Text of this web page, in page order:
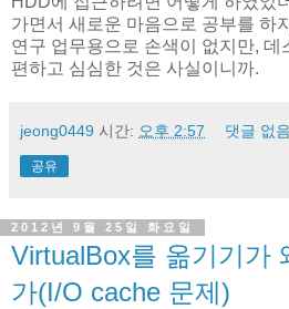
가면서 새로운 마음으로 공부를 하
연구 업무용으로 손색이 없지만, 데
편하고 심심한 것은 사실이니까.
jeong0449 시간: 오후 2:57 댓글 없
공유
2012년 9월 25일 화요일
VirtualBox를 옮기기가
가(I/O cache 문제)